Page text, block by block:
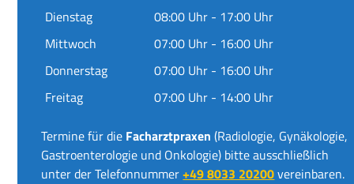
Dienstag
08:00 Uhr - 17:00 Uhr
Mittwoch
07:00 Uhr - 16:00 Uhr
Donnerstag
07:00 Uhr - 16:00 Uhr
Freitag
07:00 Uhr - 14:00 Uhr
Termine für die Facharztpraxen (Radiologie, Gynäkologie,
Gastroenterologie und Onkologie) bitte ausschließlich
unter der Telefonnummer+49 8033 20200vereinbaren.